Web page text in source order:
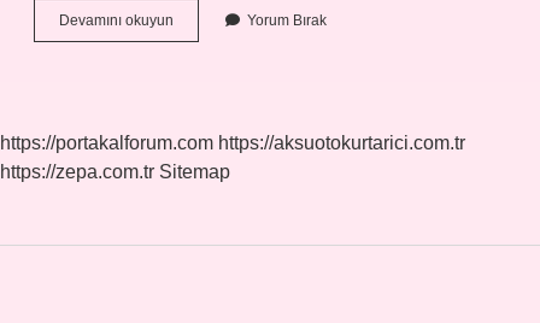
Devamını okuyun
Metro
Açık
Yorum Bırak
https://portakalforum.com https://aksuotokurtarici.com.tr
https://zepa.com.tr Sitemap